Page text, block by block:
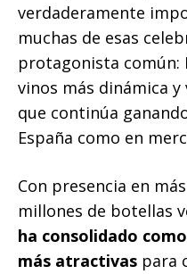
verdaderamente
muchas de esas
protagonista común:
vinos más dinámica
que continúa
España como en
Con presencia en
millones de botellas
ha consolidado
más atractivas para